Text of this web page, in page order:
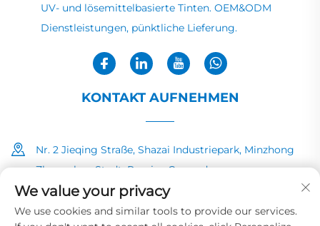
UV- und lösemittelbasierte Tinten. OEM&ODM
Dienstleistungen, pünktliche Lieferung.
KONTAKT AUFNEHMEN
Nr. 2 Jieqing Straße, Shazai Industriepark, Minzhong
Zhongshan Stadt, Provinz Guangdong
+86-13726040081
We value your privacy
We use cookies and similar tools to provide our services.